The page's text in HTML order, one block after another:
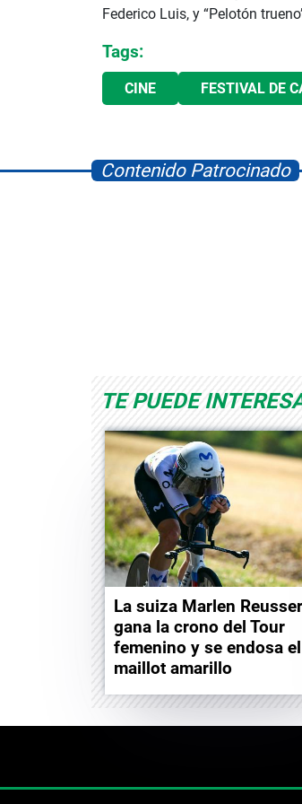
Federico Luis, y “Pelotón
Tags:
CINE FESTIVAL DE
Contenido Patrocinado
TE PUEDE
La suiza Marlen Reusser
gana la crono del Tour
femenino y se endosa el
maillot amarillo